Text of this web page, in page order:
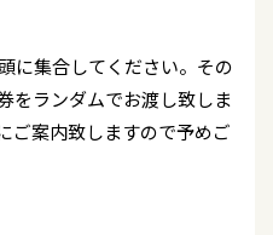
に集合してください。その
をランダムでお渡し致しま
ご案内致しますので予めご